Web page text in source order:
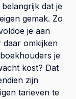
dat je
gemak. Zo
je aan
daar omkijken
je
kost? Dat
zijn
tarieven te